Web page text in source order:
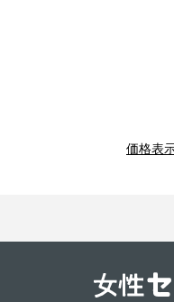
価格表